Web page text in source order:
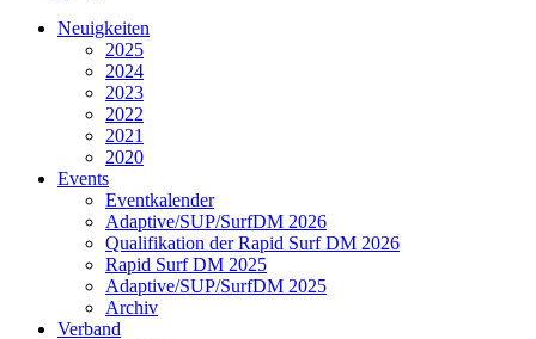
Neuigkeiten
2025
2024
2023
2022
2021
2020
Events
Eventkalender
Adaptive/SUP/SurfDM 2026
Qualifikation der Rapid Surf DM 2026
Rapid Surf DM 2025
Adaptive/SUP/SurfDM 2025
Archiv
Verband